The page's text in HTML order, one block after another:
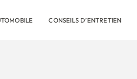
CONSEILS D’ENTRETIEN